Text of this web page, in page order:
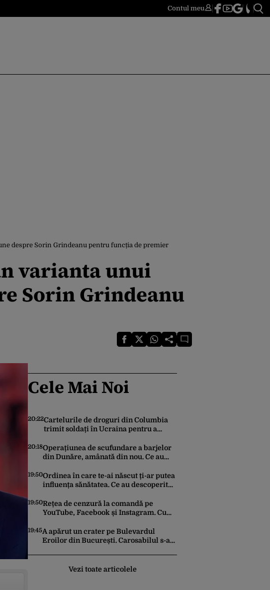
Contul meu
despre Sorin Grindeanu pentru funcția de premier
varianta unui
Sorin Grindeanu
Cele Mai Noi
20:22Cartelurile de droguri din Columbia
trimit soldați în Ucraina pentru a
dronelor
20:18Operațiunea de scufundare a barjelor
din Dunăre, amânată din nou. Ce au
19:50Ordinea în care te-ai născut ți-ar putea
influența sănătatea. Ce au descoperit
19:50Rețea de cenzură la comandă pe
YouTube, Facebook și Instagram. Cum
investigațiilor de presă de pe social
media
19:45A apărut un crater pe Bulevardul
Eroilor din București. Carosabilul s-a
Vezi toate articolele